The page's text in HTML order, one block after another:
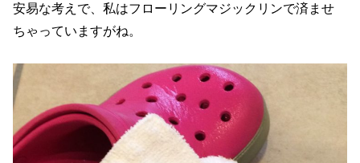
安易な考えで、私はフローリングマジックリンで済ませ
ちゃっていますがね。